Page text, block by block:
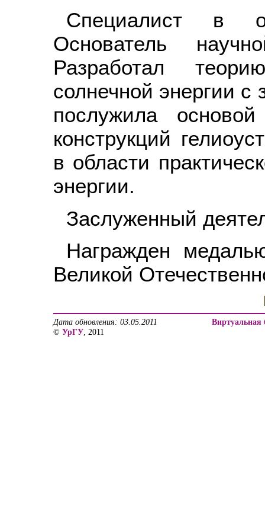
Специалист в
Основатель
Разработал
солнечной энергии
послужила
конструкций
в области
энергии.
Заслуженный
Награжден
Великой
Дата обновления: 03.05.2011
© УрГУ, 2011
Виртуальная